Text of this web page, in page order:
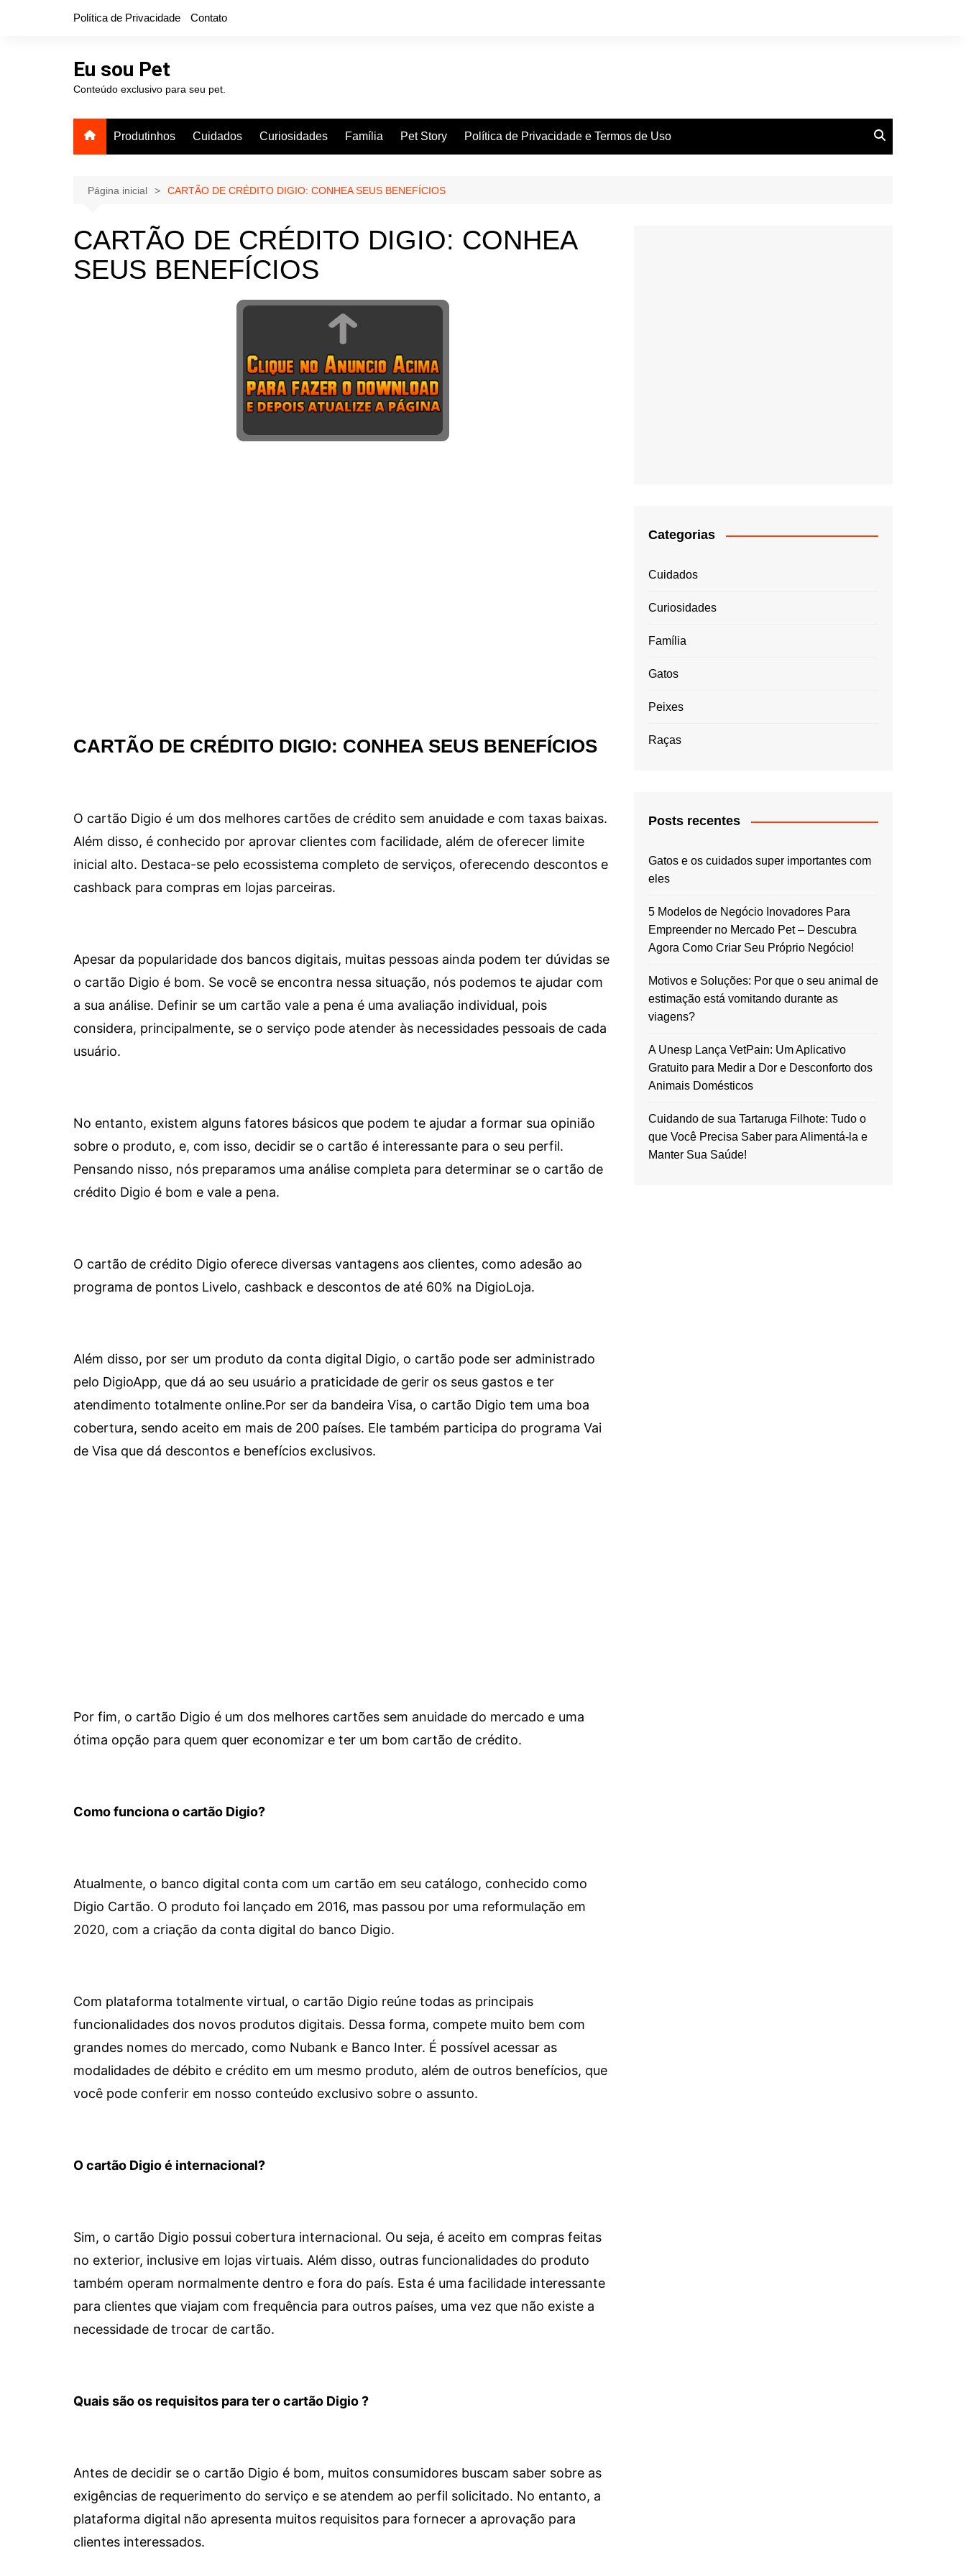
Política de Privacidade Contato
Eu sou Pet
Conteúdo exclusivo para seu pet.
Produtinhos Cuidados Curiosidades Família Pet Story Política de Privacidade e Termos de Uso
Página inicial CARTÃO DE CRÉDITO DIGIO: CONHEA SEUS BENEFÍCIOS
CARTÃO DE CRÉDITO DIGIO: CONHEA
SEUS BENEFÍCIOS
CARTÃO DE CRÉDITO DIGIO: CONHEA SEUS BENEFÍCIOS
O cartão Digio é um dos melhores cartões de crédito sem anuidade e com taxas baixas.
Além disso, é conhecido por aprovar clientes com facilidade, além de oferecer limite
inicial alto. Destaca-se pelo ecossistema completo de serviços, oferecendo descontos e
cashback para compras em lojas parceiras.
Apesar da popularidade dos bancos digitais, muitas pessoas ainda podem ter dúvidas se
o cartão Digio é bom. Se você se encontra nessa situação, nós podemos te ajudar com
a sua análise. Definir se um cartão vale a pena é uma avaliação individual, pois
considera, principalmente, se o serviço pode atender às necessidades pessoais de cada
usuário.
No entanto, existem alguns fatores básicos que podem te ajudar a formar sua opinião
sobre o produto, e, com isso, decidir se o cartão é interessante para o seu perfil.
Pensando nisso, nós preparamos uma análise completa para determinar se o cartão de
crédito Digio é bom e vale a pena.
O cartão de crédito Digio oferece diversas vantagens aos clientes, como adesão ao
programa de pontos Livelo, cashback e descontos de até 60% na DigioLoja.
Além disso, por ser um produto da conta digital Digio, o cartão pode ser administrado
pelo DigioApp, que dá ao seu usuário a praticidade de gerir os seus gastos e ter
atendimento totalmente online.Por ser da bandeira Visa, o cartão Digio tem uma boa
cobertura, sendo aceito em mais de 200 países. Ele também participa do programa Vai
de Visa que dá descontos e benefícios exclusivos.
Por fim, o cartão Digio é um dos melhores cartões sem anuidade do mercado e uma
ótima opção para quem quer economizar e ter um bom cartão de crédito.
Como funciona o cartão Digio?
Atualmente, o banco digital conta com um cartão em seu catálogo, conhecido como
Digio Cartão. O produto foi lançado em 2016, mas passou por uma reformulação em
2020, com a criação da conta digital do banco Digio.
Com plataforma totalmente virtual, o cartão Digio reúne todas as principais
funcionalidades dos novos produtos digitais. Dessa forma, compete muito bem com
grandes nomes do mercado, como Nubank e Banco Inter. É possível acessar as
modalidades de débito e crédito em um mesmo produto, além de outros benefícios, que
você pode conferir em nosso conteúdo exclusivo sobre o assunto.
O cartão Digio é internacional?
Sim, o cartão Digio possui cobertura internacional. Ou seja, é aceito em compras feitas
no exterior, inclusive em lojas virtuais. Além disso, outras funcionalidades do produto
também operam normalmente dentro e fora do país. Esta é uma facilidade interessante
para clientes que viajam com frequência para outros países, uma vez que não existe a
necessidade de trocar de cartão.
Quais são os requisitos para ter o cartão Digio ?
Antes de decidir se o cartão Digio é bom, muitos consumidores buscam saber sobre as
exigências de requerimento do serviço e se atendem ao perfil solicitado. No entanto, a
plataforma digital não apresenta muitos requisitos para fornecer a aprovação para
clientes interessados.
Categorias
Cuidados
Curiosidades
Família
Gatos
Peixes
Raças
Posts recentes
Gatos e os cuidados super importantes com
eles
5 Modelos de Negócio Inovadores Para
Empreender no Mercado Pet – Descubra
Agora Como Criar Seu Próprio Negócio!
Motivos e Soluções: Por que o seu animal de
estimação está vomitando durante as
viagens?
A Unesp Lança VetPain: Um Aplicativo
Gratuito para Medir a Dor e Desconforto dos
Animais Domésticos
Cuidando de sua Tartaruga Filhote: Tudo o
que Você Precisa Saber para Alimentá-la e
Manter Sua Saúde!